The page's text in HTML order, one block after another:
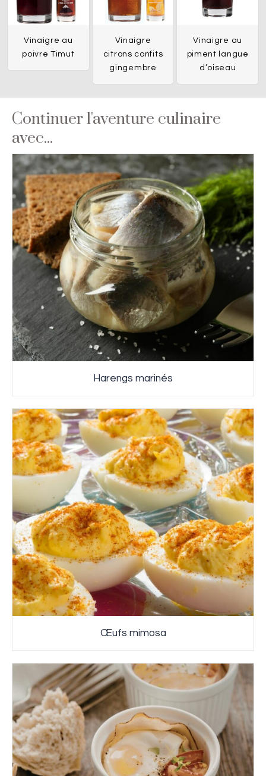
Vinaigre au
poivre Timut
Vinaigre
citrons confits
gingembre
Vinaigre au
piment langue
d’oiseau
Continuer l'aventure culinaire
avec...
Harengs marinés
Œufs mimosa